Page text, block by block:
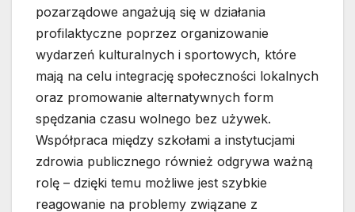
pozarządowe angażują się w działania
profilaktyczne poprzez organizowanie
wydarzeń kulturalnych i sportowych, które
mają na celu integrację społeczności lokalnych
oraz promowanie alternatywnych form
spędzania czasu wolnego bez używek.
Współpraca między szkołami a instytucjami
zdrowia publicznego również odgrywa ważną
rolę – dzięki temu możliwe jest szybkie
reagowanie na problemy związane z